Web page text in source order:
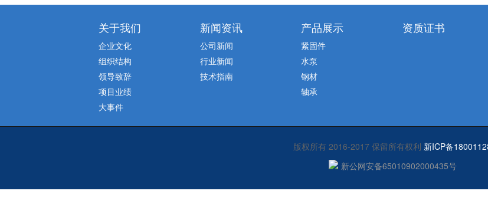
关于我们
企业文化
组织结构
领导致辞
项目业绩
大事件
新闻资讯
公司新闻
行业新闻
技术指南
产品展示
紧固件
水泵
钢材
轴承
资质证书
版权所有 2016-2017 保留所有权利 新ICP备
新公网安备65010902000435号